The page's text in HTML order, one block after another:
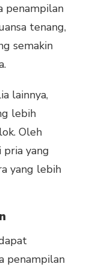
penampilan
tenang,
semakin
lainnya,
lebih
Oleh
pria yang
yang lebih
penampilan